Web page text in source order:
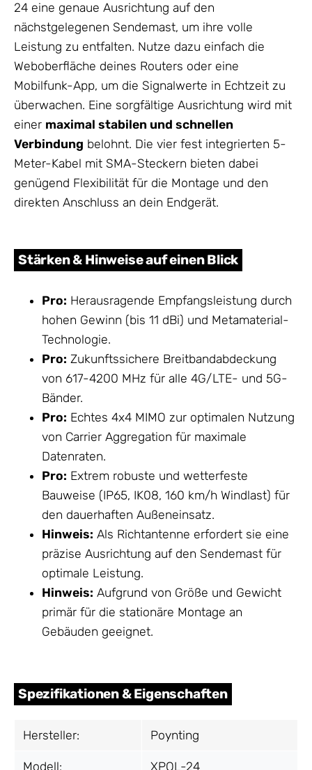
24 eine genaue Ausrichtung auf den
nächstgelegenen Sendemast, um ihre volle
Leistung zu entfalten. Nutze dazu einfach die
Weboberfläche deines Routers oder eine
Mobilfunk-App, um die Signalwerte in Echtzeit zu
überwachen. Eine sorgfältige Ausrichtung wird mit
einer maximal stabilen und schnellen
Verbindung belohnt. Die vier fest integrierten 5-
Meter-Kabel mit SMA-Steckern bieten dabei
genügend Flexibilität für die Montage und den
direkten Anschluss an dein Endgerät.
Stärken & Hinweise auf einen Blick
Pro: Herausragende Empfangsleistung durch
hohen Gewinn (bis 11 dBi) und Metamaterial-
Technologie.
Pro: Zukunftssichere Breitbandabdeckung
von 617-4200 MHz für alle 4G/LTE- und 5G-
Bänder.
Pro: Echtes 4x4 MIMO zur optimalen Nutzung
von Carrier Aggregation für maximale
Datenraten.
Pro: Extrem robuste und wetterfeste
Bauweise (IP65, IK08, 160 km/h Windlast) für
den dauerhaften Außeneinsatz.
Hinweis: Als Richtantenne erfordert sie eine
präzise Ausrichtung auf den Sendemast für
optimale Leistung.
Hinweis: Aufgrund von Größe und Gewicht
primär für die stationäre Montage an
Gebäuden geeignet.
Spezifikationen & Eigenschaften
Hersteller: Poynting
Modell: XPOL-24